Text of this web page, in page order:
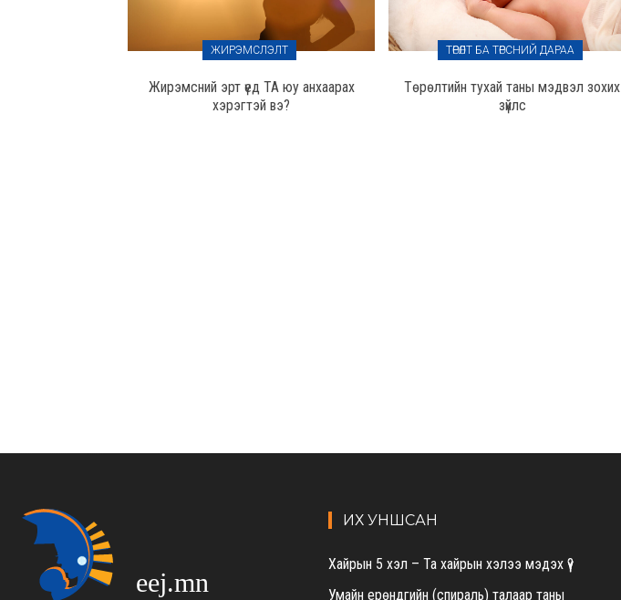
ЖИРЭМСЛЭЛТ
Жирэмсний эрт үед ТА юу анхаарах
хэрэгтэй вэ?
ТӨРӨЛТ БА ТӨРСНИЙ ДАРАА
Төрөлтийн тухай таны мэдвэл зохих
зүйлс
eej.mn
ИХ УНШСАН
Хайрын 5 хэл – Та хайрын хэлээ мэдэх үү?
Умайн ерөндгийн (спираль) талаар таны